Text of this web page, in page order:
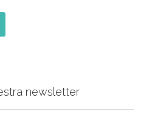
newsletter